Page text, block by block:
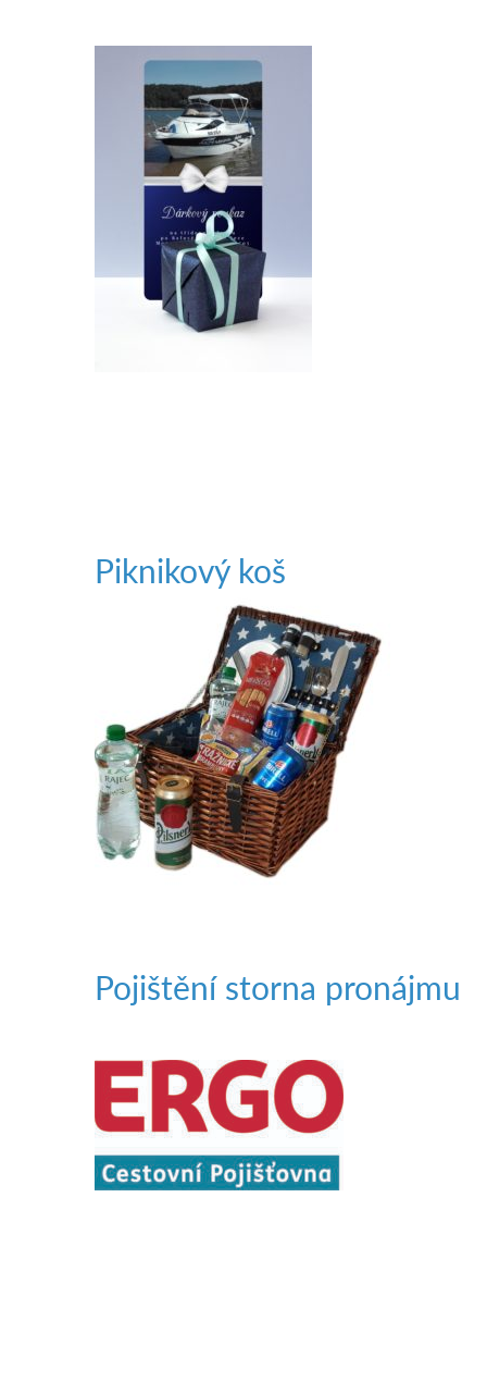
Piknikový koš
Pojištění storna pronájmu